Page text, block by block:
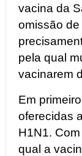
vacina da
omissão
pela qual
vacinarem
Em
oferecidas
H1N1.
qual a